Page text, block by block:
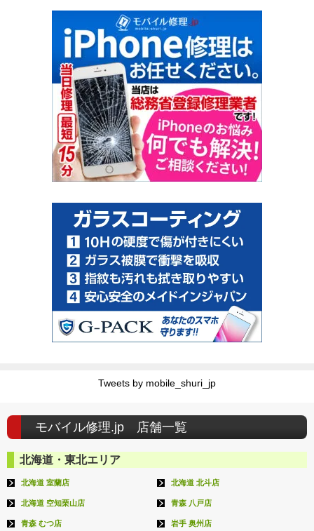
Tweets by mobile_shuri_jp
モバイル修理.jp 店舗一覧
北海道・東北エリア
北海道 室蘭店 北海道 北斗店
北海道 空知栗山店 青森 八戸店
青森 むつ店 岩手 奥州店